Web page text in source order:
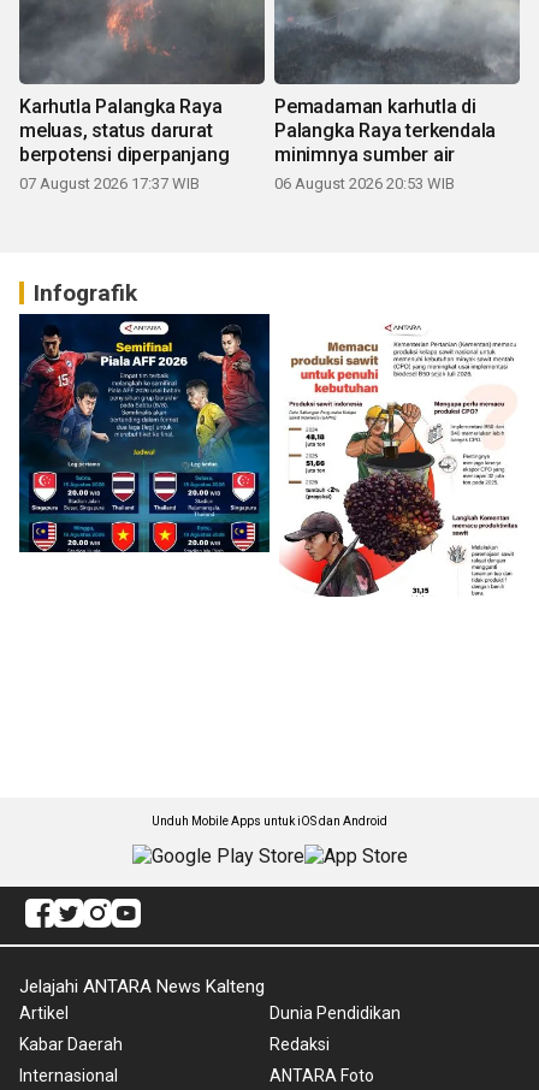
Karhutla Palangka Raya
meluas, status darurat
berpotensi diperpanjang
07 August 2026 17:37 WIB
Pemadaman karhutla di
Palangka Raya terkendala
minimnya sumber air
06 August 2026 20:53 WIB
Infografik
Unduh Mobile Apps untuk iOS dan Android
Jelajahi ANTARA News Kalteng
Artikel
Kabar Daerah
Internasional
Dunia Pendidikan
Redaksi
ANTARA Foto